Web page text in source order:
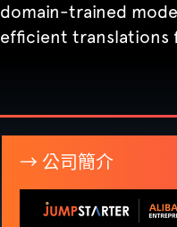
domain-trained
efficient translations
→ 公司簡介